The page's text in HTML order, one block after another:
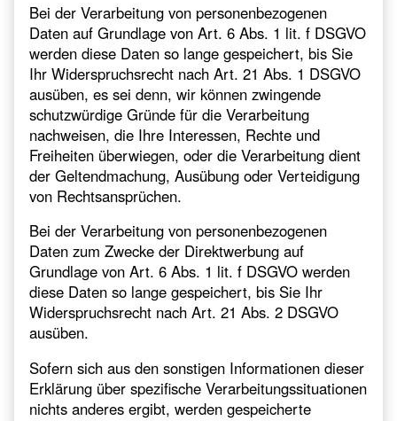
Bei der Verarbeitung von personenbezogenen
Daten auf Grundlage von Art. 6 Abs. 1 lit. f DSGVO
werden diese Daten so lange gespeichert, bis Sie
Ihr Widerspruchsrecht nach Art. 21 Abs. 1 DSGVO
ausüben, es sei denn, wir können zwingende
schutzwürdige Gründe für die Verarbeitung
nachweisen, die Ihre Interessen, Rechte und
Freiheiten überwiegen, oder die Verarbeitung dient
der Geltendmachung, Ausübung oder Verteidigung
von Rechtsansprüchen.
Bei der Verarbeitung von personenbezogenen
Daten zum Zwecke der Direktwerbung auf
Grundlage von Art. 6 Abs. 1 lit. f DSGVO werden
diese Daten so lange gespeichert, bis Sie Ihr
Widerspruchsrecht nach Art. 21 Abs. 2 DSGVO
ausüben.
Sofern sich aus den sonstigen Informationen dieser
Erklärung über spezifische Verarbeitungssituationen
nichts anderes ergibt, werden gespeicherte